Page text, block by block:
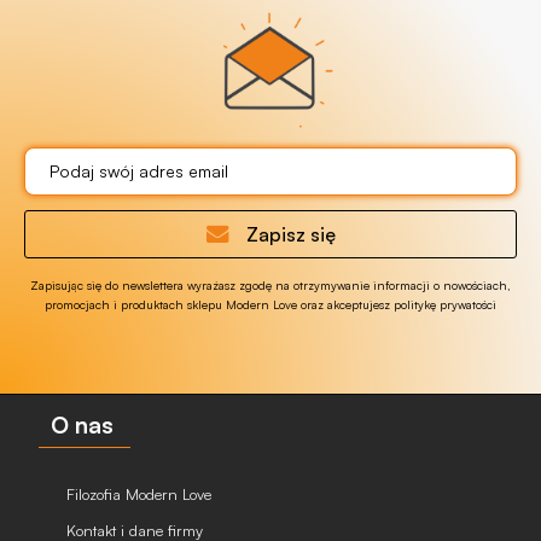
Zapisz się
Zapisując się do newslettera wyrażasz zgodę na otrzymywanie informacji o nowościach,
promocjach i produktach sklepu Modern Love oraz akceptujesz politykę prywatości
O nas
Filozofia Modern Love
Kontakt i dane firmy